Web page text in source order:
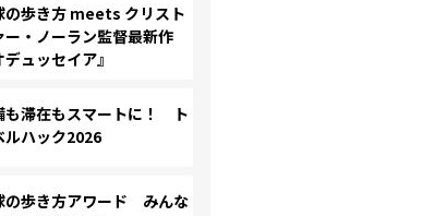
の歩き方 meets クリスト
ー・ノーラン監督最新作
デュッセイア』
も滞在もスマートに！ ト
ルハック2026
の歩き方アワード みんな